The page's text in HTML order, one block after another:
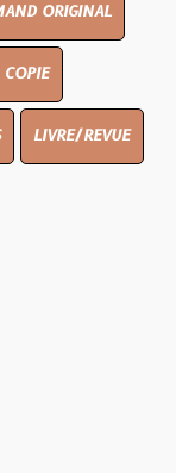
ORIGINAL
LIVRE/REVUE